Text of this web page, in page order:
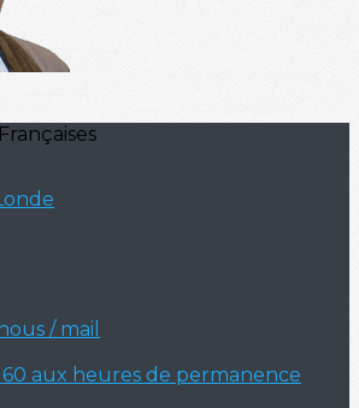
/ mail
60 aux heures de permanence